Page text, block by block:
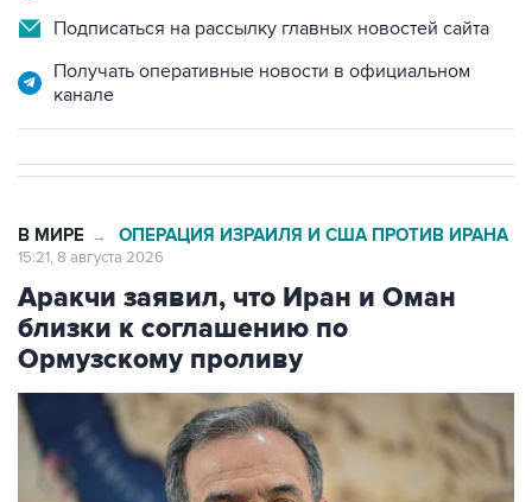
Подписаться на рассылку главных новостей сайта
Получать оперативные новости в официальном
канале
В МИРЕ → ОПЕРАЦИЯ ИЗРАИЛЯ И США ПРОТИВ ИРАНА
15:21, 8 августа 2026
Аракчи заявил, что Иран и Оман
близки к соглашению по
Ормузскому проливу